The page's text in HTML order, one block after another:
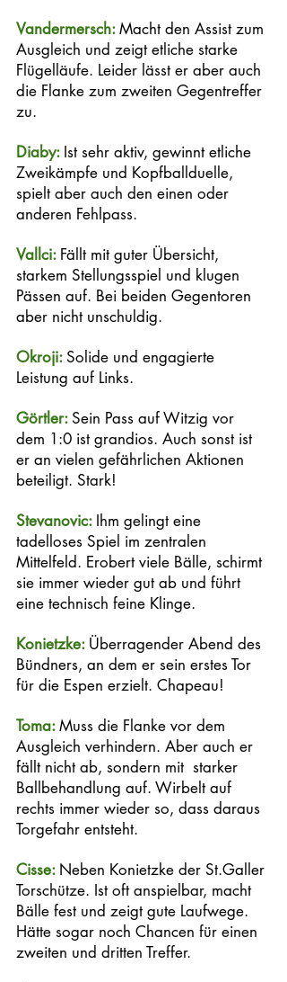
Vandermersch: Macht den Assist zum
Ausgleich und zeigt etliche starke
Flügelläufe. Leider lässt er aber auch
die Flanke zum zweiten Gegentreffer
zu.
Diaby: Ist sehr aktiv, gewinnt etliche
Zweikämpfe und Kopfballduelle,
spielt aber auch den einen oder
anderen Fehlpass.
Vallci: Fällt mit guter Übersicht,
starkem Stellungsspiel und klugen
Pässen auf. Bei beiden Gegentoren
aber nicht unschuldig.
Okroji: Solide und engagierte
Leistung auf Links.
Görtler: Sein Pass auf Witzig vor
dem 1:0 ist grandios. Auch sonst ist
er an vielen gefährlichen Aktionen
beteiligt. Stark!
Stevanovic: Ihm gelingt eine
tadelloses Spiel im zentralen
Mittelfeld. Erobert viele Bälle, schirmt
sie immer wieder gut ab und führt
eine technisch feine Klinge.
Konietzke: Überragender Abend des
Bündners, an dem er sein erstes Tor
für die Espen erzielt. Chapeau!
Toma: Muss die Flanke vor dem
Ausgleich verhindern. Aber auch er
fällt nicht ab, sondern mit  starker
Ballbehandlung auf. Wirbelt auf
rechts immer wieder so, dass daraus
Torgefahr entsteht.
Cisse: Neben Konietzke der St.Galler
Torschütze. Ist oft anspielbar, macht
Bälle fest und zeigt gute Laufwege.
Hätte sogar noch Chancen für einen
zweiten und dritten Treffer.